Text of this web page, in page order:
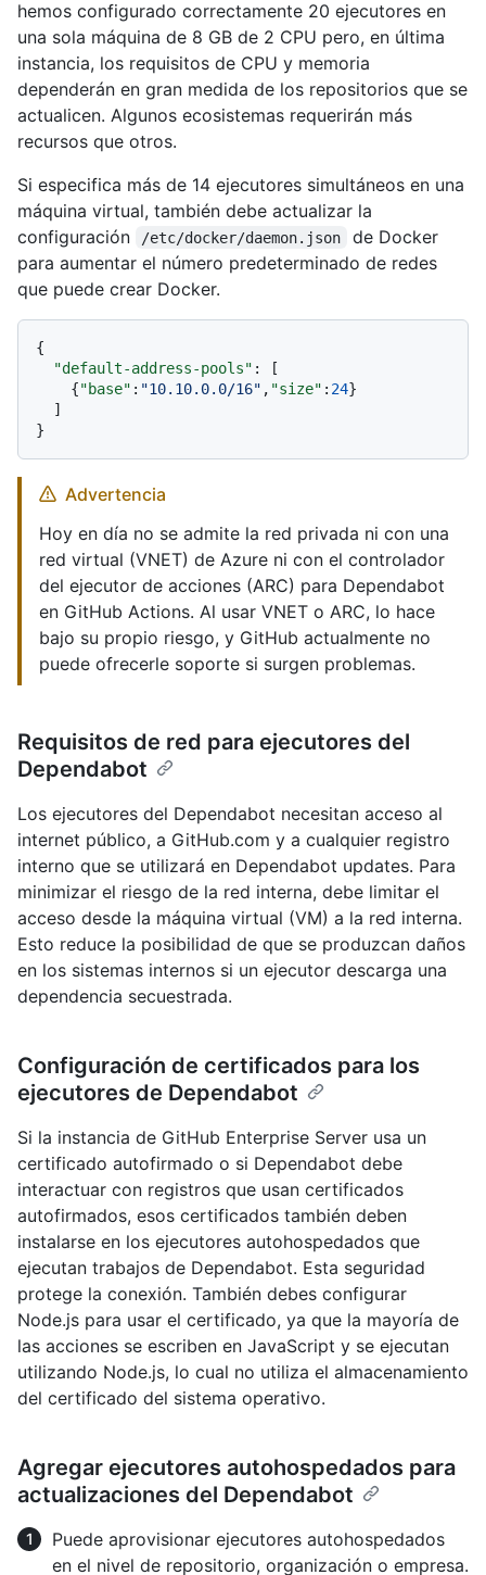
hemos configurado correctamente 20 ejecutores en
una sola máquina de 8 GB de 2 CPU pero, en última
instancia, los requisitos de CPU y memoria
dependerán en gran medida de los repositorios que se
actualicen. Algunos ecosistemas requerirán más
recursos que otros.
Si especifica más de 14 ejecutores simultáneos en una
máquina virtual, también debe actualizar la
configuración
/etc/docker/daemon.json
de Docker
para aumentar el número predeterminado de redes
que puede crear Docker.
{
"default-address-pools" :
[
{"base" : "10.10.0.0/16" , "size" : 24}
]
}
Advertencia
Hoy en día no se admite la red privada ni con una
red virtual (VNET) de Azure ni con el controlador
del ejecutor de acciones (ARC) para Dependabot
en GitHub Actions. Al usar VNET o ARC, lo hace
bajo su propio riesgo, y GitHub actualmente no
puede ofrecerle soporte si surgen problemas.
Requisitos de red para ejecutores del
Dependabot
Los ejecutores del Dependabot necesitan acceso al
internet público, a GitHub.com y a cualquier registro
interno que se utilizará en Dependabot updates. Para
minimizar el riesgo de la red interna, debe limitar el
acceso desde la máquina virtual (VM) a la red interna.
Esto reduce la posibilidad de que se produzcan daños
en los sistemas internos si un ejecutor descarga una
dependencia secuestrada.
Configuración de certificados para los
ejecutores de Dependabot
Si la instancia de GitHub Enterprise Server usa un
certificado autofirmado o si Dependabot debe
interactuar con registros que usan certificados
autofirmados, esos certificados también deben
instalarse en los ejecutores autohospedados que
ejecutan trabajos de Dependabot. Esta seguridad
protege la conexión. También debes configurar
Node.js para usar el certificado, ya que la mayoría de
las acciones se escriben en JavaScript y se ejecutan
utilizando Node.js, lo cual no utiliza el almacenamiento
del certificado del sistema operativo.
Agregar ejecutores autohospedados para
actualizaciones del Dependabot
Puede aprovisionar ejecutores autohospedados
en el nivel de repositorio, organización o empresa.